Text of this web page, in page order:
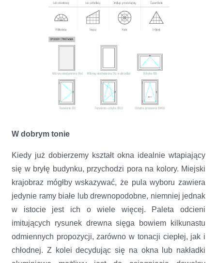
W dobrym tonie
Kiedy już dobierzemy kształt okna idealnie wtapiający
się w bryłę budynku, przychodzi pora na kolory. Miejski
krajobraz mógłby wskazywać, że pula wyboru zawiera
jedynie ramy białe lub drewnopodobne, niemniej jednak
w istocie jest ich o wiele więcej. Paleta odcieni
imitujących rysunek drewna sięga bowiem kilkunastu
odmiennych propozycji, zarówno w tonacji ciepłej, jak i
chłodnej. Z kolei decydując się na okna lub nakładki